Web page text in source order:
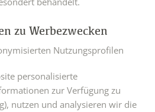
zu Werbezwecken
Nutzungsprofilen
personalisierte
zur Verfügung zu
nutzen und analysieren wir die